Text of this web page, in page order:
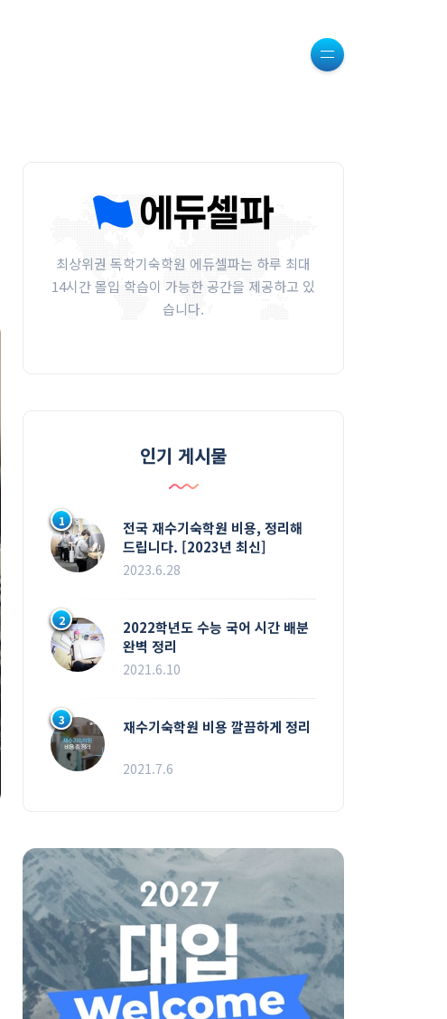
최상위권 독학기숙학원 에듀셀파는 하루 최대
14시간 몰입 학습이 가능한 공간을 제공하고 있
습니다.
인기 게시물
1
전국 재수기숙학원 비용, 정리해
드립니다. [2023년 최신]
2023.6.28
2
2022학년도 수능 국어 시간 배분
완벽 정리
2021.6.10
3 재수기숙학원 비용 깔끔하게 정리
2021.7.6